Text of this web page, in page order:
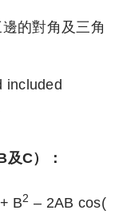
的對角及三角
included
C）：
+ B2 – 2AB cos(